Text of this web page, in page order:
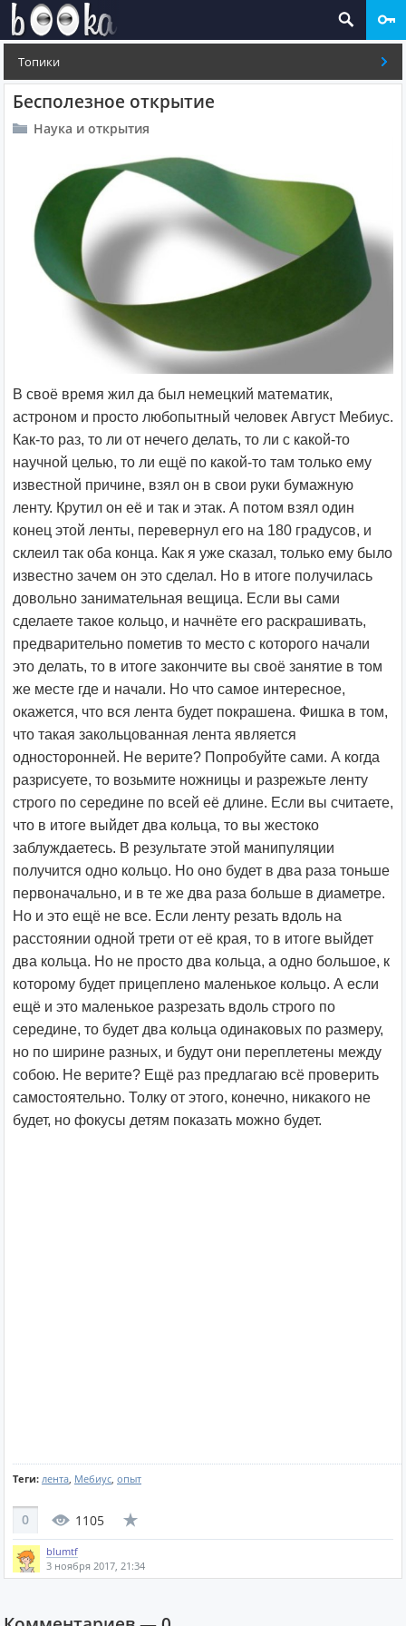
Топики
Бесполезное открытие
Наука и открытия
В своё время жил да был немецкий математик,
астроном и просто любопытный человек Август Мебиус.
Как-то раз, то ли от нечего делать, то ли с какой-то
научной целью, то ли ещё по какой-то там только ему
известной причине, взял он в свои руки бумажную
ленту. Крутил он её и так и этак. А потом взял один
конец этой ленты, перевернул его на 180 градусов, и
склеил так оба конца. Как я уже сказал, только ему было
известно зачем он это сделал. Но в итоге получилась
довольно занимательная вещица. Если вы сами
сделаете такое кольцо, и начнёте его раскрашивать,
предварительно пометив то место с которого начали
это делать, то в итоге закончите вы своё занятие в том
же месте где и начали. Но что самое интересное,
окажется, что вся лента будет покрашена. Фишка в том,
что такая закольцованная лента является
односторонней. Не верите? Попробуйте сами. А когда
разрисуете, то возьмите ножницы и разрежьте ленту
строго по середине по всей её длине. Если вы считаете,
что в итоге выйдет два кольца, то вы жестоко
заблуждаетесь. В результате этой манипуляции
получится одно кольцо. Но оно будет в два раза тоньше
первоначально, и в те же два раза больше в диаметре.
Но и это ещё не все. Если ленту резать вдоль на
расстоянии одной трети от её края, то в итоге выйдет
два кольца. Но не просто два кольца, а одно большое, к
которому будет прицеплено маленькое кольцо. А если
ещё и это маленькое разрезать вдоль строго по
середине, то будет два кольца одинаковых по размеру,
но по ширине разных, и будут они переплетены между
собою. Не верите? Ещё раз предлагаю всё проверить
самостоятельно. Толку от этого, конечно, никакого не
будет, но фокусы детям показать можно будет.
Теги: лента Мебиус опыт
0 1105
blumtf
3 ноября 2017, 21:34